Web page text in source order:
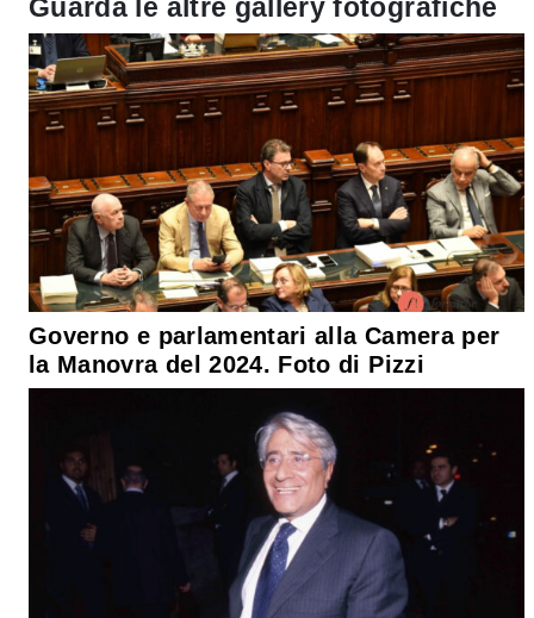
Guarda le altre gallery fotografiche
Governo e parlamentari alla Camera per
la Manovra del 2024. Foto di Pizzi